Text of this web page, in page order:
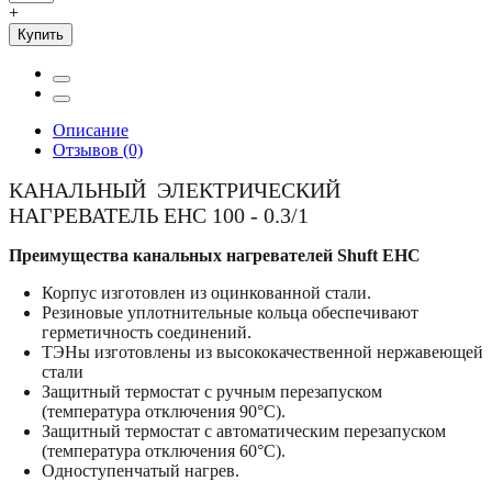
+
Купить
Описание
Отзывов (0)
КАНАЛЬНЫЙ ЭЛЕКТРИЧЕСКИЙ
НАГРЕВАТЕЛЬ EHC 100 - 0.3/1
Преимущества канальных нагревателей Shuft EHC
Корпус изготовлен из оцинкованной стали.
Резиновые уплотнительные кольца обеспечивают
герметичность соединений.
ТЭНы изготовлены из высококачественной нержавеющей
стали
Защитный термостат с ручным перезапуском
(температура отключения 90°С).
Защитный термостат с автоматическим перезапуском
(температура отключения 60°С).
Одноступенчатый нагрев.